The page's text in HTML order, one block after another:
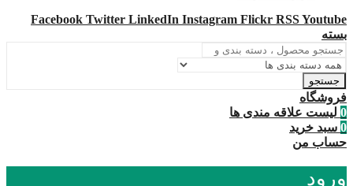
Facebook Twitter LinkedIn Instagram Flickr RSSYoutube
بسته
جستجو
فروشگاه
0 لیست علاقه مندی ها
0 سبد خرید
حساب من
ورود